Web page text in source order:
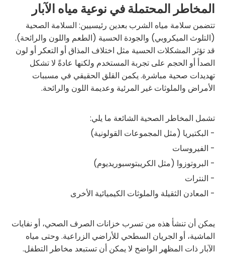
المخاطر المحتملة في نوعية مياه الآبار
تتضمن سلامة مياه الشرب بعدين رئيسيين: السلامة الصحية
(التلوث الميكروبي) والجودة الحسية (الطعم واللون والرائحة).
قد تؤثر المشكلات الحسية مثل اختلاف المذاق أو التعكر أو لون
الصدأ أو الحجم على تجربة المستخدم ولكنها عادةً لا تشكل
تهديدات صحية مباشرة. يكمن القلق الحقيقي في مسببات
الأمراض والملوثات غير المرئية وعديمة اللون والرائحة.
تشمل المخاطر الصحية الشائعة ما يلي:
- البكتيريا (مثل المجموعات القولونية)
- الفيروسات
- البروتوزوا (مثل الكريبتوسبوريديوم)
- النترات
- المعادن الثقيلة والملوثات الكيميائية الأخرى
يمكن أن تنشأ هذه من تسرب خزانات الصرف الصحي، أو نفايات
الماشية، أو الجريان السطحي للأراضي الزراعية. وحتى مياه
الآبار ذات المظهر الواضح لا يمكن أن تستبعد مخاطر التطفل.